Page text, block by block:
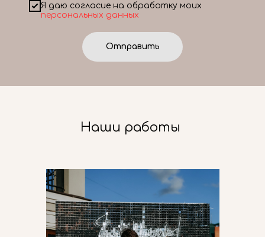
Я даю согласие на обработку моих
персональных данных
Отправить
Наши работы